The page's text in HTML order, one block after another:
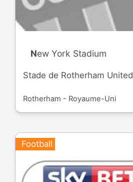
New York Stadium
Stade de Rotherham United
Rotherham - Royaume-Uni
Football